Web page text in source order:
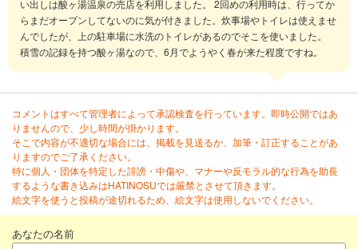
い出しは酸ヶ湯温泉の売店を利用しました。 2回めの利用時は、行ってか
らまだオープンしてないのに気が付きました。炊事場やトイレは使えませ
んでしたが、上の駐車場に水洗のトイレがあるのでそこを使いました。
積雪の記録を持つ酸ヶ湯なので、6月でようやく春が来た程度ですね。
コメントはすべて管理者によって承認検査を行っています。即時公開ではあ
りませんので、少し時間が掛かります。
そこで内容が不適切な場合には、掲載を見送るか、加筆・訂正することがあ
りますのでご了承ください。
特に個人・団体を特定した誹謗・中傷や、マナーや反モラル的な行為を助長
するような書き込みはHATINOSUでは厳禁とさせて頂きます。
絵文字を使うと投稿が途切れるため、絵文字は使用しないでください。
あなたの名前